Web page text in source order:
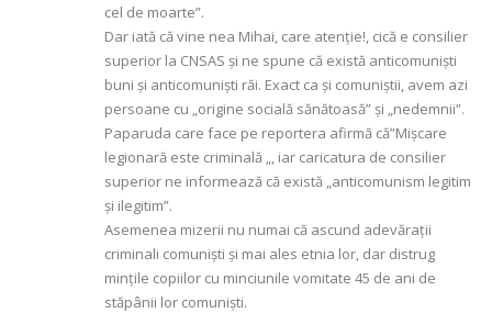
cel de moarte”.
Dar iată că vine nea Mihai, care atenție!, cică e consilier
superior la CNSAS și ne spune că există anticomuniști
buni și anticomuniști răi. Exact ca și comuniștii, avem azi
persoane cu „origine socială sănătoasă” și „nedemnii”.
Paparuda care face pe reportera afirmă că”Mișcare
legionară este criminală „, iar caricatura de consilier
superior ne informează că există „anticomunism legitim
și ilegitim”.
Asemenea mizerii nu numai că ascund adevărații
criminali comuniști și mai ales etnia lor, dar distrug
mințile copiilor cu minciunile vomitate 45 de ani de
stăpânii lor comuniști.